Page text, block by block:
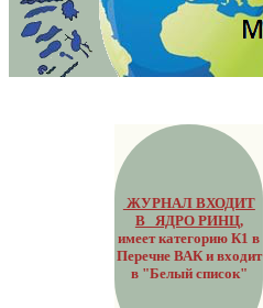
ЖУРНАЛ ВХОДИТ
В ЯДРО РИНЦ,
имеет категорию К1 в
Перечне ВАК и входит
в "Белый список"